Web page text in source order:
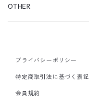
GLOVES&SCARF
SHOULDER
SMALL BAG
TOY
PINS& PINBACK
SOX
OTHER
プライバシーポリシー
特定商取引法に基づく表記
会員規約